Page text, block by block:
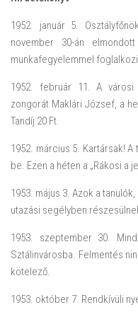
1952. január 5.
november 30-án
munkafegyelemmel
1952. február 11. A
zongorát Maklári József, a
Tandíj 20 Ft.
1952. március 5. Kartársak!
be. Ezen a héten a „Rákosi a
1953. május 3. Azok a
utazási segélyben
1953. szeptember 30.
Sztálinvárosba. Felmentés
kötelező.
1953. október 7. Rendkívüli